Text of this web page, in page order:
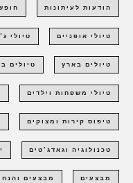
הודעות לעיתונות
טיולי אופניים טיולי
טיולים בארץ טיולים
טיולי משפחות וילדים
טיפוס קירות ומצוקים
טכנולוגיה וגאדג'טים
מבצעים מבצעים